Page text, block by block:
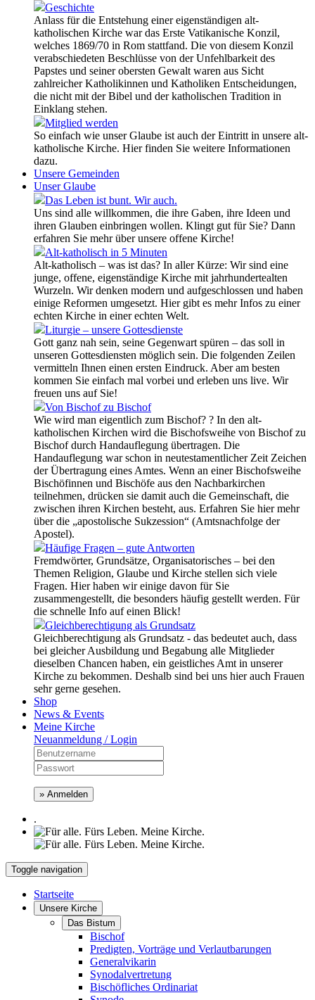
Geschichte
Anlass für die Entstehung einer eigenständigen alt-
katholischen Kirche war das Erste Vatikanische Konzil,
welches 1869/70 in Rom stattfand. Die von diesem Konzil
verabschiedeten Beschlüsse von der Unfehlbarkeit des
Papstes und seiner obersten Gewalt waren aus Sicht
zahlreicher Katholikinnen und Katholiken Entscheidungen,
die nicht mit der Bibel und der katholischen Tradition in
Einklang stehen.
Mitglied werden
So einfach wie unser Glaube ist auch der Eintritt in unsere alt-
katholische Kirche. Hier finden Sie weitere Informationen
dazu.
Unsere Gemeinden
Unser Glaube
Das Leben ist bunt. Wir auch.
Uns sind alle willkommen, die ihre Gaben, ihre Ideen und
ihren Glauben einbringen wollen. Klingt gut für Sie? Dann
erfahren Sie mehr über unsere offene Kirche!
Alt-katholisch in 5 Minuten
Alt-katholisch – was ist das? In aller Kürze: Wir sind eine
junge, offene, eigenständige Kirche mit jahrhundertealten
Wurzeln. Wir denken modern und aufgeschlossen und haben
einige Reformen umgesetzt. Hier gibt es mehr Infos zu einer
echten Kirche in einer echten Welt.
Liturgie – unsere Gottesdienste
Gott ganz nah sein, seine Gegenwart spüren – das soll in
unseren Gottesdiensten möglich sein. Die folgenden Zeilen
vermitteln Ihnen einen ersten Eindruck. Aber am besten
kommen Sie einfach mal vorbei und erleben uns live. Wir
freuen uns auf Sie!
Von Bischof zu Bischof
Wie wird man eigentlich zum Bischof? ? In den alt-
katholischen Kirchen wird die Bischofsweihe von Bischof zu
Bischof durch Handauflegung übertragen. Die
Handauflegung war schon in neutestamentlicher Zeit Zeichen
der Übertragung eines Amtes. Wenn an einer Bischofsweihe
Bischöfinnen und Bischöfe aus den Nachbarkirchen
teilnehmen, drücken sie damit auch die Gemeinschaft, die
zwischen ihren Kirchen besteht, aus. Erfahren Sie hier mehr
über die „apostolische Sukzession“ (Amtsnachfolge der
Apostel).
Häufige Fragen – gute Antworten
Fremdwörter, Grundsätze, Organisatorisches – bei den
Themen Religion, Glaube und Kirche stellen sich viele
Fragen. Hier haben wir einige davon für Sie
zusammengestellt, die besonders häufig gestellt werden. Für
die schnelle Info auf einen Blick!
Gleichberechtigung als Grundsatz
Gleichberechtigung als Grundsatz - das bedeutet auch, dass
bei gleicher Ausbildung und Begabung alle Mitglieder
dieselben Chancen haben, ein geistliches Amt in unserer
Kirche zu bekommen. Deshalb sind bei uns hier auch Frauen
sehr gerne gesehen.
Shop
News & Events
Meine Kirche
Neuanmeldung / Login
» Anmelden
.
Toggle navigation
Startseite
Unsere Kirche
Das Bistum
Bischof
Predigten, Vorträge und Verlautbarungen
Generalvikarin
Synodalvertretung
Bischöfliches Ordinariat